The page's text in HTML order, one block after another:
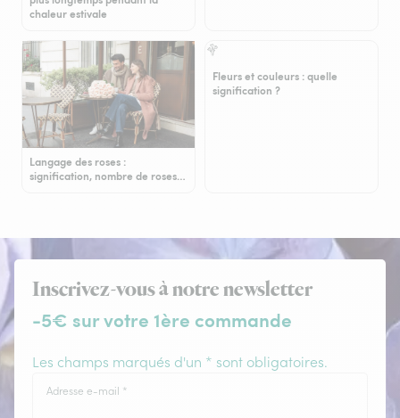
chaleur estivale
Langage des roses :
signification, nombre de roses…
Fleurs et couleurs : quelle
signification ?
Inscrivez-vous à notre newsletter
-5€ sur votre 1ère commande
Les champs marqués d'un * sont obligatoires.
Adresse e-mail *